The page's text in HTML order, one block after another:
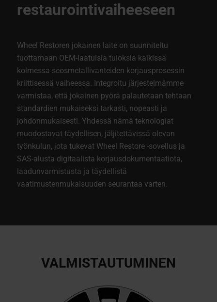
restaurointivaiheeseen
Wheel Restoren jokainen laite on suunniteltu
tuottamaan OEM-laatuisia tuloksia kaikissa
kolmessa seosmetallivanteiden korjausprosessin
kriittisessä vaiheessa. Integroitu järjestelmämme
varmistaa, että jokainen pyörä palautetaan tehtaan
standardien mukaiseksi tarkasti, nopeasti ja
johdonmukaisesti. Yhdessä nämä teknologiat
muodostavat täydellisen, jäljitettävissä olevan
työnkulun, jota tukevat Wheel Restore -sovellus ja
SAS-alusta digitaalista korjausdokumentaatiota,
laadunvarmistusta ja täydellistä
vaatimustenmukaisuuden seurantaa varten.
VALMISTAUTUMINEN